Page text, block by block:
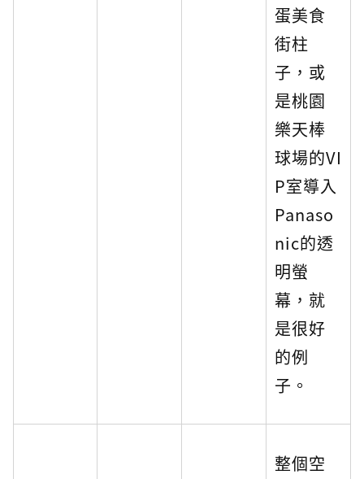
蛋美食
街柱
子，或
是桃園
樂天棒
球場的VI
P室導入
Panaso
nic的透
明螢
幕，就
是很好
的例
子。
整個空